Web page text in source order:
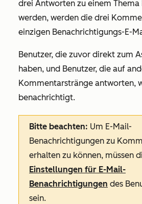
drei Antworten zu einem Thema
werden, werden die drei
einzigen Benachrichtigungs-E-
Benutzer, die zuvor direkt zum
haben, und Benutzer, die auf
Kommentarstränge antworten,
benachrichtigt.
Bitte beachten: Um E-Mail-
Benachrichtigungen zu
erhalten zu können, müssen
Einstellungen für E-Mail-
Benachrichtigungen des
sein.